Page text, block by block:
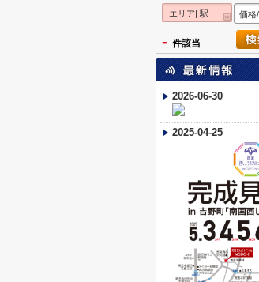
エリア| 駅 価格
- 件該当
2026-06-30
2025-04-25